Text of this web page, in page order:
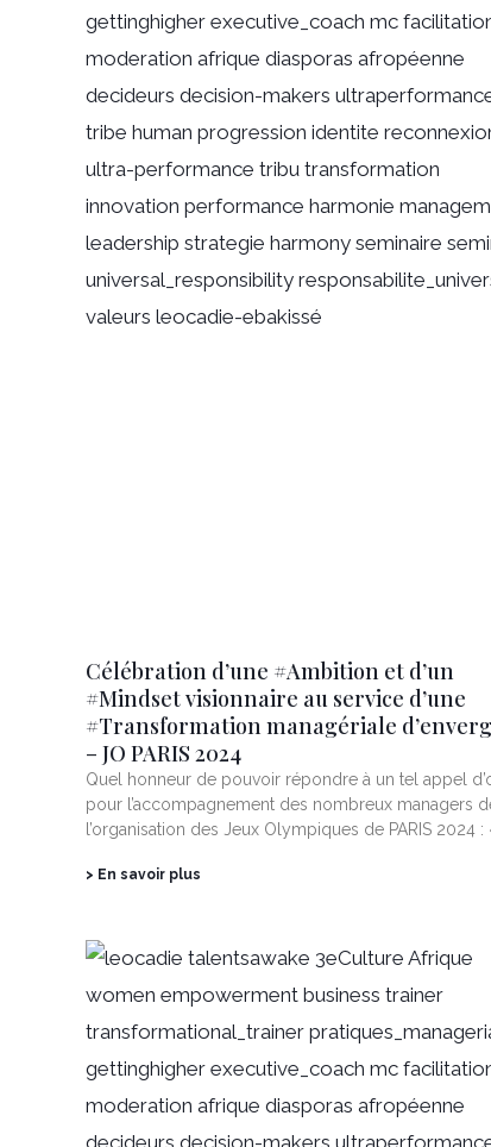
Célébration d’une #Ambition et d’un
#Mindset visionnaire au service d’une
#Transformation managériale
– JO PARIS 2024
Quel honneur de pouvoir répondre à un tel appel
pour l’accompagnement des nombreux managers
l’organisation des Jeux Olympiques de PARIS 2024 :
> En savoir plus